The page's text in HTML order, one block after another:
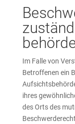
Im Falle von
Betroffenen ein
ihres
des Orts des